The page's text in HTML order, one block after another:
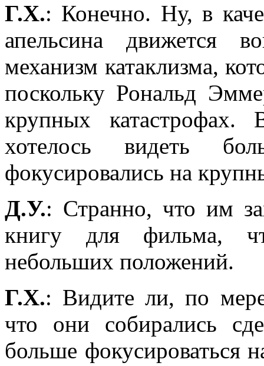
Г.Х.: Конечно. Ну, в
апельсина движется
механизм катаклизма,
поскольку Рональд
крупных
хотелось видеть
фокусировались на
Д.У.: Странно, что им
книгу для фильма,
небольших положений.
Г.Х.: Видите ли, по
что они собирались
больше фокусироваться